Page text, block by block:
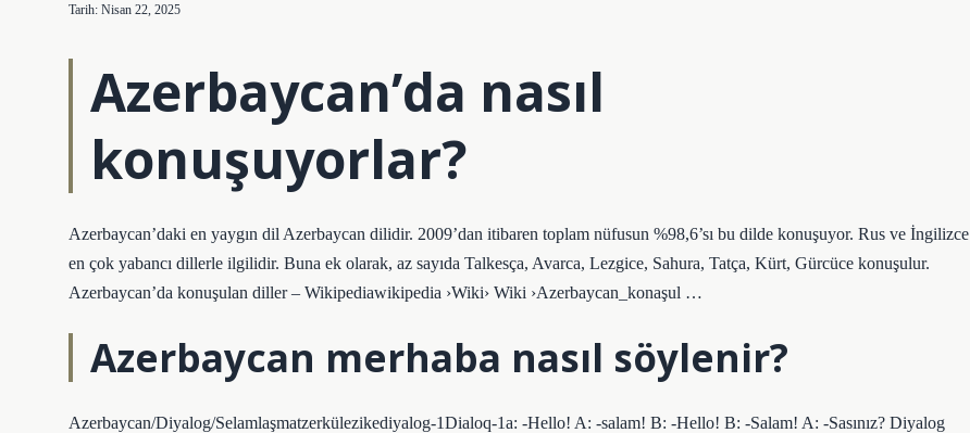
Tarih: Nisan 22, 2025
Azerbaycan’da nasıl
konuşuyorlar?
Azerbaycan’daki en yaygın dil Azerbaycan dilidir. 2009’dan itibaren toplam nüfusun %98,6’sı bu dilde konuşuyor. Rus ve İngilizce
en çok yabancı dillerle ilgilidir. Buna ek olarak, az sayıda Talkesça, Avarca, Lezgice, Sahura, Tatça, Kürt, Gürcüce konuşulur.
Azerbaycan’da konuşulan diller – Wikipediawikipedia ›Wiki› Wiki ›Azerbaycan_konaşul …
Azerbaycan merhaba nasıl söylenir?
Azerbaycan/Diyalog/Selamlaşmatzerkülezikediyalog-1Dialoq-1a: -Hello! A: -salam! B: -Hello! B: -Salam! A: -Sasınız? Diyalog